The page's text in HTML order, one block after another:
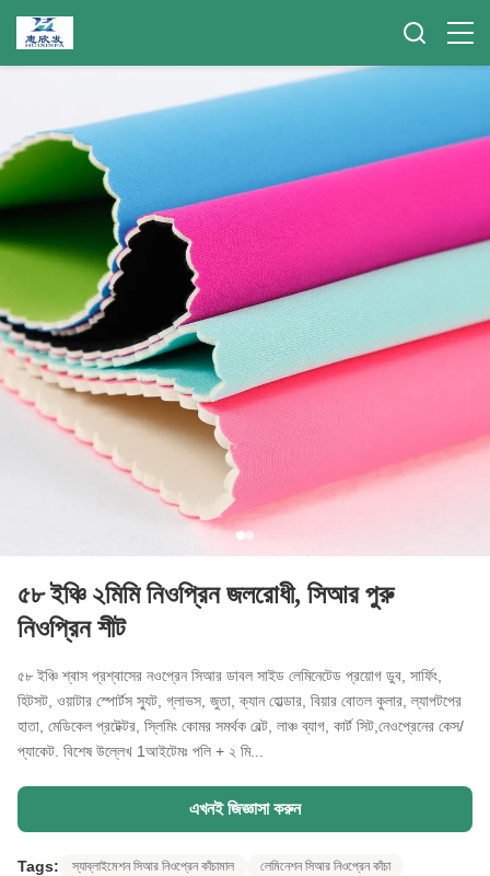
৫৮ ইঞ্চি ২মিমি নিওপ্রিন জলরোধী, সিআর পুরু
নিওপ্রিন শীট
৫৮ ইঞ্চি শ্বাস প্রশ্বাসের নওপ্রেন সিআর ডাবল সাইড লেমিনেটেড প্রয়োগ ডুব, সার্ফিং,
হিটসট, ওয়াটার স্পোর্টস স্যুট, গ্লাভস, জুতা, ক্যান হোল্ডার, বিয়ার বোতল কুলার, ল্যাপটপের
হাতা, মেডিকেল প্রটেক্টর, স্লিমিং কোমর সমর্থক বেল্ট, লাঞ্চ ব্যাগ, কার্ট সিট,নেওপ্রেনের কেস/
প্যাকেট. বিশেষ উল্লেখ 1আইটেমঃ পলি + ২ মি...
এখনই জিজ্ঞাসা করুন
Tags: স্যাব্লাইমেশন সিআর নিওপ্রেন কাঁচামাল
লেমিনেশন সিআর নিওপ্রেন কাঁচা